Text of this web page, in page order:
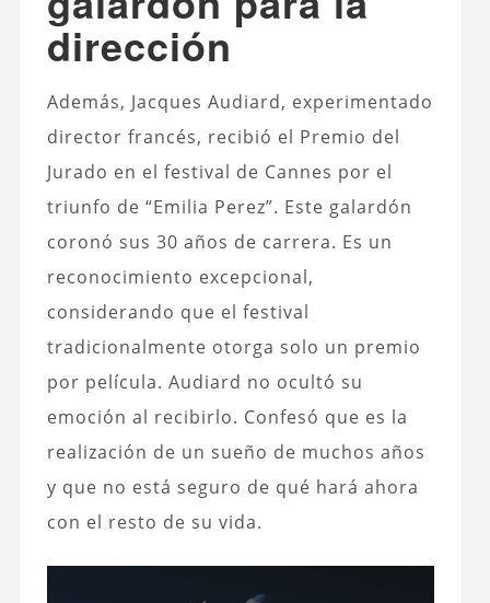
dirección
Además, Jacques Audiard, experimentado
director francés, recibió el Premio del
Jurado en el festival de Cannes por el
triunfo de “Emilia Perez”. Este galardón
coronó sus 30 años de carrera. Es un
reconocimiento excepcional,
considerando que el festival
tradicionalmente otorga solo un premio
por película. Audiard no ocultó su
emoción al recibirlo. Confesó que es la
realización de un sueño de muchos años
y que no está seguro de qué hará ahora
con el resto de su vida.